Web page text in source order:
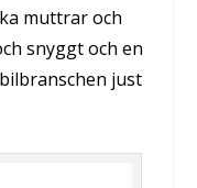
muttrar och
snyggt och en
just